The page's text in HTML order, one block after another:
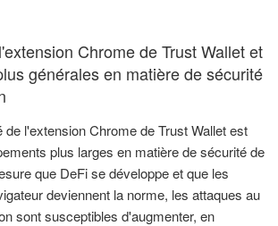
Chrome de Trust Wallet et
générales en matière de sécurité
de l'extension Chrome de Trust Wallet est
plus larges en matière de sécurité de
que DeFi se développe et que les
deviennent la norme, les attaques au
sont susceptibles d'augmenter, en